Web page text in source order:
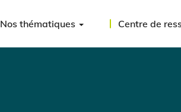
Nos thématiques Centre de